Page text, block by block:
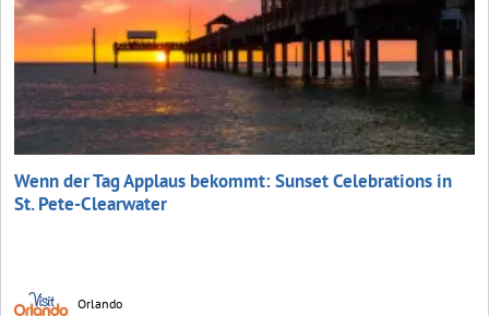
Wenn der Tag Applaus bekommt: Sunset Celebrations in
St. Pete-Clearwater
Orlando